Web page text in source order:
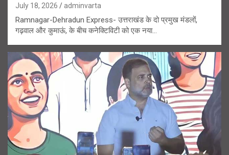
July 18, 2026 adminvarta
Ramnagar-Dehradun Express- उत्तराखंड के दो प्रमुख मंडलों,
गढ़वाल और कुमाऊं, के बीच कनेक्टिविटी को एक नया…